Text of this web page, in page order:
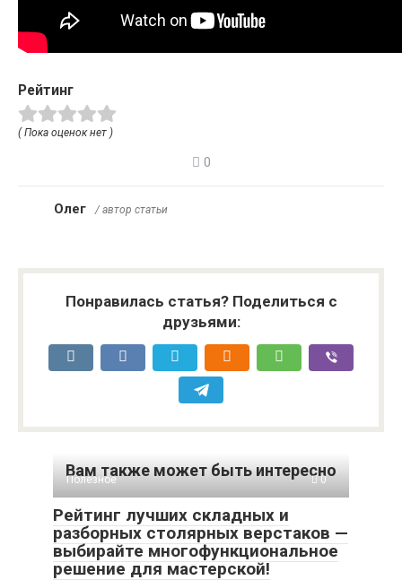
Рейтинг
( Пока оценок нет )
0
Олег / автор статьи
Понравилась статья? Поделиться с
друзьями:
Вам также может быть интересно
Полезное 0
Рейтинг лучших складных и
разборных столярных верстаков —
выбирайте многофункциональное
решение для мастерской!